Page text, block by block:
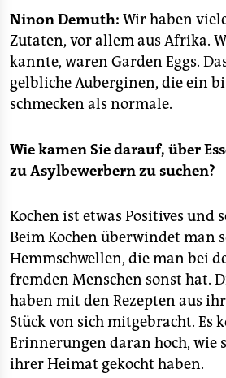
abo
genossenschaft
epaper login
Ninon Demuth: Wir haben
Zutaten, vor allem aus Afrika.
kannte, waren Garden Eggs.
gelbliche Auberginen, die ein
schmecken als normale.
Wie kamen Sie darauf, über
zu Asylbewerbern zu suchen?
Kochen ist etwas Positives und
Beim Kochen überwindet man
Hemmschwellen, die man bei
fremden Menschen sonst hat.
haben mit den Rezepten aus
Stück von sich mitgebracht. Es
Erinnerungen daran hoch, wie
ihrer Heimat gekocht haben.